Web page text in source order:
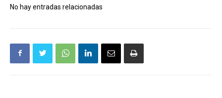
No hay entradas relacionadas